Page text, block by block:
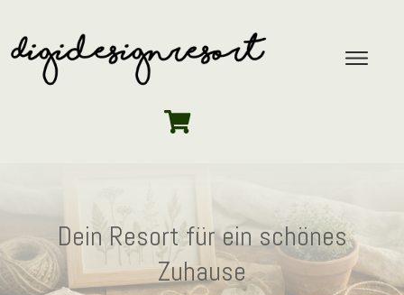
Dein Resort für ein schönes
Zuhause